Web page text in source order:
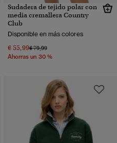
Sudadera de tejido polar con
media cremallera Country
Club
Disponible en más colores
€ 55,99Precio rebajado de
€ 79,99a
Ahorras un 30 %